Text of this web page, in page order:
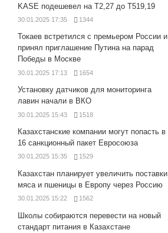
KASE подешевел на Т2,27 до Т519,19
30.01.2025 17:35 1344
Токаев встретился с премьером России и
принял приглашение Путина на парад
Победы в Москве
30.01.2025 17:13 1654
Установку датчиков для мониторинга
лавин начали в ВКО
30.01.2025 15:43 1518
Казахстанские компании могут попасть в
16 санкционный пакет Евросоюза
30.01.2025 15:35 1529
Казахстан планирует увеличить поставки
мяса и пшеницы в Европу через Россию
30.01.2025 15:22 1562
Школы собираются перевести на новый
стандарт питания в Казахстане